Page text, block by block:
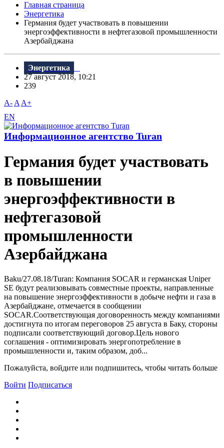
Главная страница
Энергетика
Германия будет участвовать в повышении
энергоэффективности в нефтегазовой промышленности
Азербайджана
Энергетика
27 август 2018, 10:21
239
A- A A+
EN
Информационное агентство Turan
Германия будет участвовать
в повышении
энергоэффективности в
нефтегазовой
промышленности
Азербайджана
Baku/27.08.18/Turan: Компания SOCAR и германская Uniper
SE будут реализовывать совместные проекты, направленные
на повышение энергоэффективности в добыче нефти и газа в
Азербайджане, отмечается в сообщении
SOCAR.Соответствующая договоренность между компаниями
достигнута по итогам переговоров 25 августа в Баку, стороны
подписали соответствующий договор.Цель нового
соглашения - оптимизировать энергопотребление в
промышленности и, таким образом, доб...
Пожалуйста, войдите или подпишитесь, чтобы читать больше
Войти Подписаться